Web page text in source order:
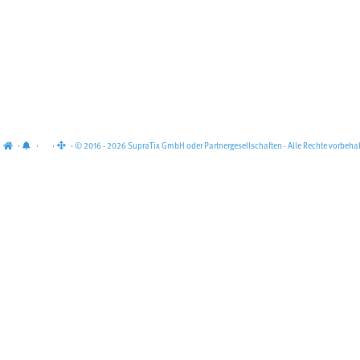
· · · · © 2016 - 2026 SupraTix GmbH oder Partnergesellschaften - Alle Rechte